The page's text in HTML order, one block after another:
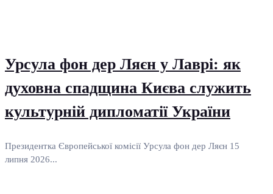
Урсула фон дер Ляєн у Лаврі: як
духовна спадщина Києва служить
культурній дипломатії України
Президентка Європейської комісії Урсула фон дер Ляєн 15
липня 2026...